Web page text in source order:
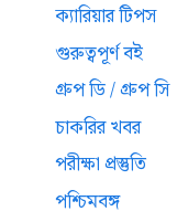
ক্যারিয়ার টিপস
গুরুত্বপূর্ণ বই
গ্রুপ ডি / গ্রুপ সি
চাকরির খবর
পরীক্ষা প্রস্তুতি
পশ্চিমবঙ্গ